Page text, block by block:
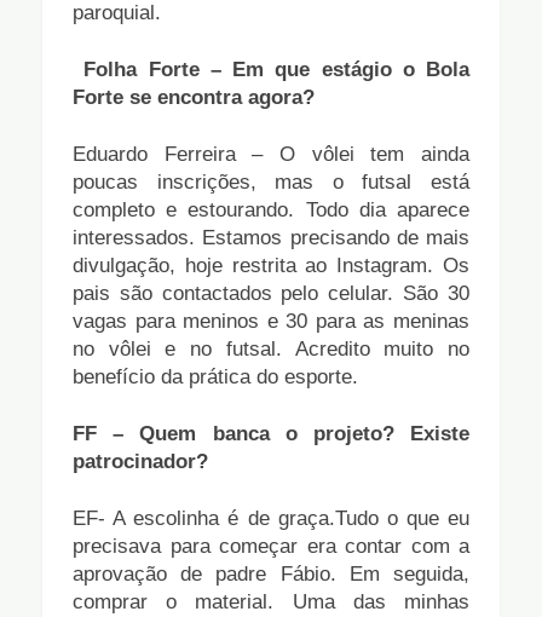
paroquial.
Folha Forte – Em que estágio o Bola
Forte se encontra agora?
Eduardo Ferreira – O vôlei tem ainda
poucas inscrições, mas o futsal está
completo e estourando. Todo dia aparece
interessados. Estamos precisando de mais
divulgação, hoje restrita ao Instagram. Os
pais são contactados pelo celular. São 30
vagas para meninos e 30 para as meninas
no vôlei e no futsal. Acredito muito no
benefício da prática do esporte.
FF – Quem banca o projeto? Existe
patrocinador?
EF- A escolinha é de graça.Tudo o que eu
precisava para começar era contar com a
aprovação de padre Fábio. Em seguida,
comprar o material. Uma das minhas